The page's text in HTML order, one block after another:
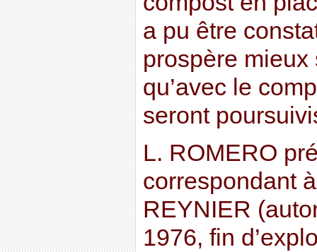
a pu être
prospère
qu’avec le
seront
L. ROMERO
correspondant
REYNIER
1976, fin